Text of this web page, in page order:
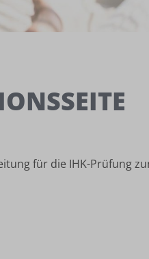
„
für die IHK-Prüfung